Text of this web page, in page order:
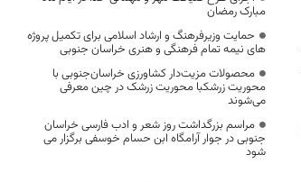
مبارک رمضان
حمایت وزیرفرهنگ و ارشاد اسلامی برای تکمیل پروژه
های نیمه تمام فرهنگی و هنری خراسان جنوبی
محصولات مزیت‌دار کشاورزی خراسان‌جنوبی با
محوریت زرشکبا محوریت زرشک در چین معرفی
می‌شوند
مراسم بزرگداشت روز شعر و ادب فارسی خراسان
جنوبی در جوار آرامگاه ابن حسام خوسفی برگزار می
شود